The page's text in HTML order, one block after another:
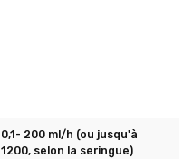
0,1- 200 ml/h (ou jusqu'à
1200, selon la seringue)